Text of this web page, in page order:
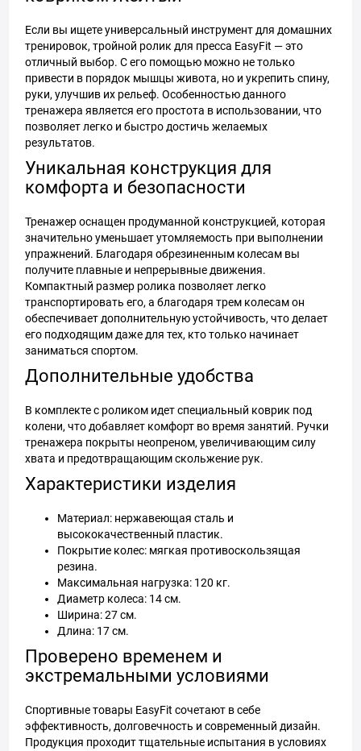
Если вы ищете универсальный инструмент для домашних
тренировок, тройной ролик для пресса EasyFit — это
отличный выбор. С его помощью можно не только
привести в порядок мышцы живота, но и укрепить спину,
руки, улучшив их рельеф. Особенностью данного
тренажера является его простота в использовании, что
позволяет легко и быстро достичь желаемых
результатов.
Уникальная конструкция для
комфорта и безопасности
Тренажер оснащен продуманной конструкцией, которая
значительно уменьшает утомляемость при выполнении
упражнений. Благодаря обрезиненным колесам вы
получите плавные и непрерывные движения.
Компактный размер ролика позволяет легко
транспортировать его, а благодаря трем колесам он
обеспечивает дополнительную устойчивость, что делает
его подходящим даже для тех, кто только начинает
заниматься спортом.
Дополнительные удобства
В комплекте с роликом идет специальный коврик под
колени, что добавляет комфорт во время занятий. Ручки
тренажера покрыты неопреном, увеличивающим силу
хвата и предотвращающим скольжение рук.
Характеристики изделия
Материал: нержавеющая сталь и
высококачественный пластик.
Покрытие колес: мягкая противоскользящая
резина.
Максимальная нагрузка: 120 кг.
Диаметр колеса: 14 см.
Ширина: 27 см.
Длина: 17 см.
Проверено временем и
экстремальными условиями
Спортивные товары EasyFit сочетают в себе
эффективность, долговечность и современный дизайн.
Продукция проходит тщательные испытания в условиях